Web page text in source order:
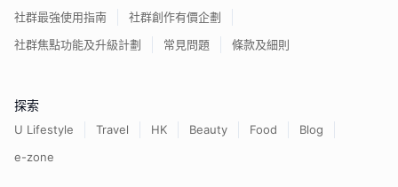
社群最強使用指南
社群創作有價企劃
社群焦點功能及升級計劃
常見問題 條款及細則
探索
U Lifestyle Travel HK Beauty Food
Blog
e-zone